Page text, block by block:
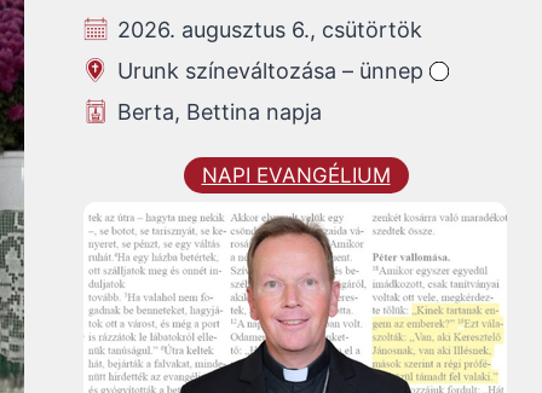
2026. augusztus 6., csütörtök
Urunk színeváltozása – ünnep
Berta, Bettina napja
NAPI EVANGÉLIUM